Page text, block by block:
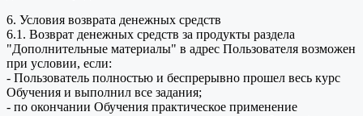
6. Условия возврата денежных средств
6.1. Возврат денежных средств за продукты раздела
"Дополнительные материалы" в адрес Пользователя возможен
при условии, если:
- Пользователь полностью и беспрерывно прошел весь курс
Обучения и выполнил все задания;
- по окончании Обучения практическое применение